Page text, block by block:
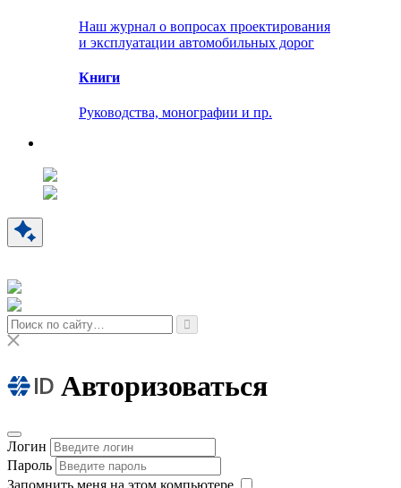
Наш журнал о вопросах проектирования
и эксплуатации автомобильных дорог
Книги
Руководства, монографии и пр.
Авторизоваться
Логин
Пароль